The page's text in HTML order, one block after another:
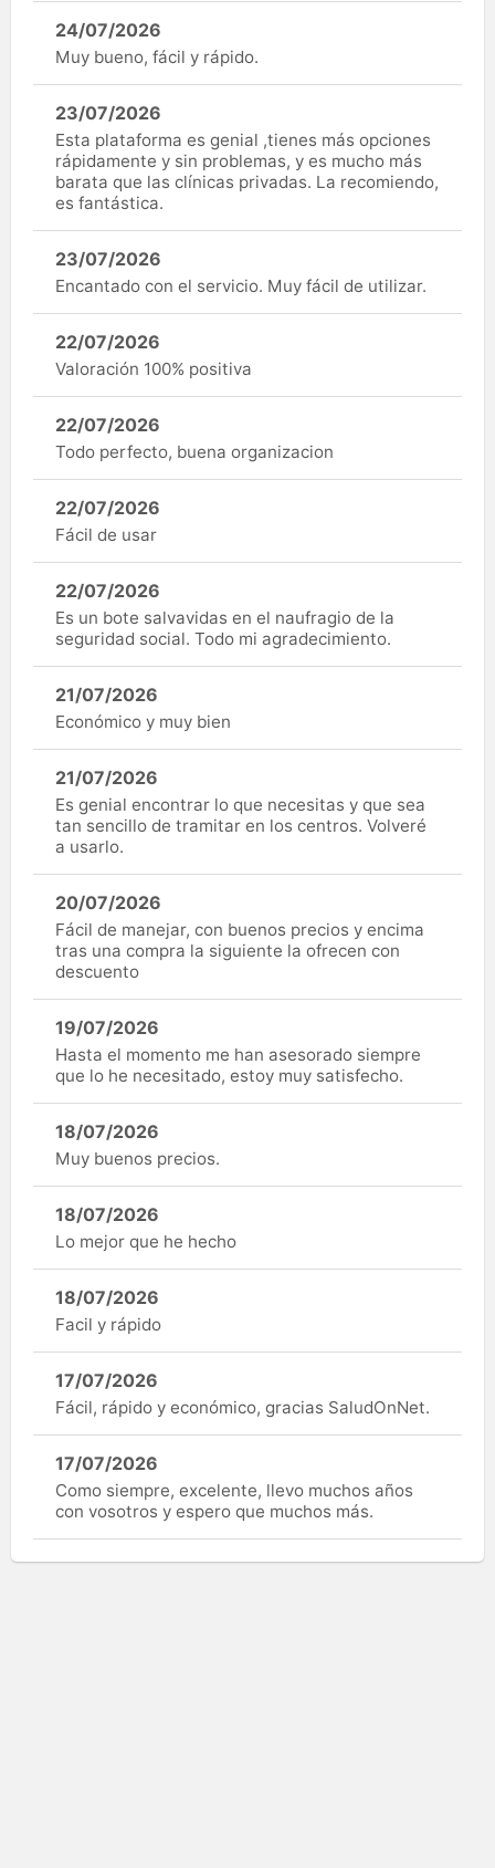
24/07/2026
Muy bueno, fácil y rápido.
23/07/2026
Esta plataforma es genial ,tienes más opciones
rápidamente y sin problemas, y es mucho más
barata que las clínicas privadas. La recomiendo,
es fantástica.
23/07/2026
Encantado con el servicio. Muy fácil de utilizar.
22/07/2026
Valoración 100% positiva
22/07/2026
Todo perfecto, buena organizacion
22/07/2026
Fácil de usar
22/07/2026
Es un bote salvavidas en el naufragio de la
seguridad social. Todo mi agradecimiento.
21/07/2026
Económico y muy bien
21/07/2026
Es genial encontrar lo que necesitas y que sea
tan sencillo de tramitar en los centros. Volveré
a usarlo.
20/07/2026
Fácil de manejar, con buenos precios y encima
tras una compra la siguiente la ofrecen con
descuento
19/07/2026
Hasta el momento me han asesorado siempre
que lo he necesitado, estoy muy satisfecho.
18/07/2026
Muy buenos precios.
18/07/2026
Lo mejor que he hecho
18/07/2026
Facil y rápido
17/07/2026
Fácil, rápido y económico, gracias SaludOnNet.
17/07/2026
Como siempre, excelente, llevo muchos años
con vosotros y espero que muchos más.